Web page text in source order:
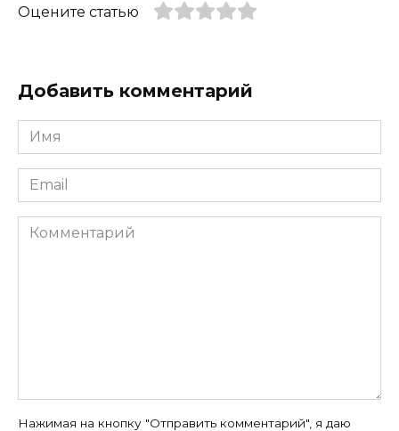
Оцените статью
Добавить комментарий
Имя
*
Email
*
Комментарий
Нажимая на кнопку "Отправить комментарий", я даю